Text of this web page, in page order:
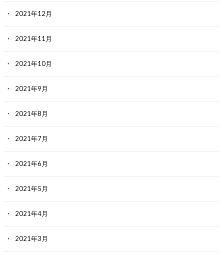
2021年12月
2021年11月
2021年10月
2021年9月
2021年8月
2021年7月
2021年6月
2021年5月
2021年4月
2021年3月